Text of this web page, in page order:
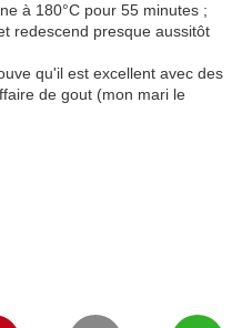
à 180°C pour 55 minutes ;
redescend presque aussitôt
qu'il est excellent avec des
de gout (mon mari le